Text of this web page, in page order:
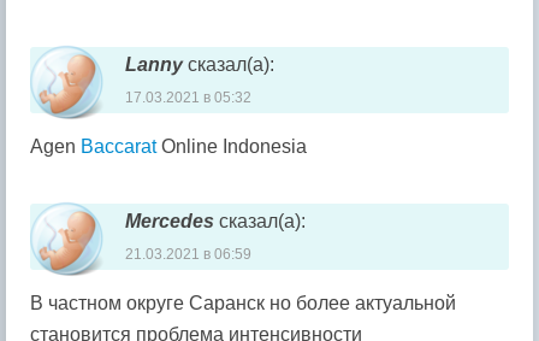
Lanny сказал(а):
17.03.2021 в 05:32
Agen BaccaratOnline Indonesia
Mercedes сказал(а):
21.03.2021 в 06:59
В частном округе Саранск но более актуальной
становится проблема интенсивности